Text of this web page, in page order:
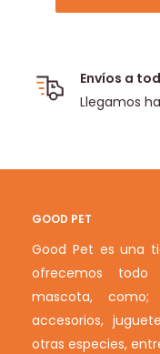
Envíos a
Llegamos
GOOD PET
Good Pet es una
ofrecemos
mascota,
accesorios,
otras especies,